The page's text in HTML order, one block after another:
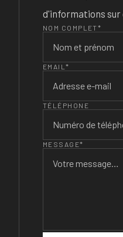
d'informations sur
NOM COMPLET*
EMAIL*
TÉLÉPHONE
MESSAGE*